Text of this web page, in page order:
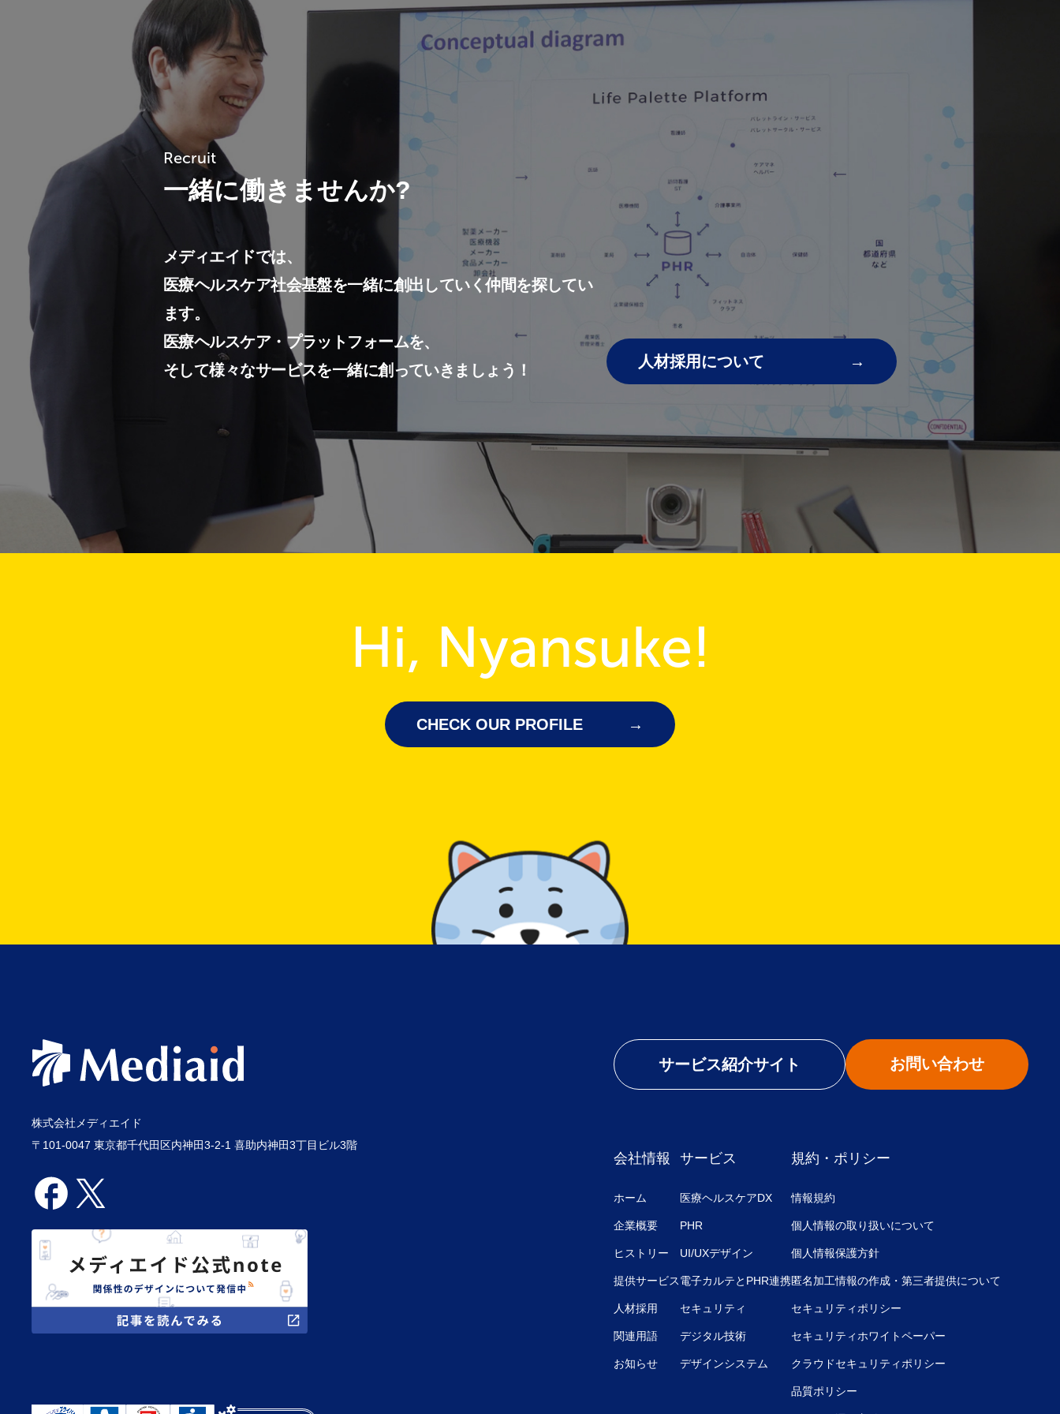
Recruit
一緒に働きませんか?
メディエイドでは、
医療ヘルスケア社会基盤を一緒に創出していく仲間を探してい
ます。
医療ヘルスケア・プラットフォームを、
そして様々なサービスを一緒に創っていきましょう！
人材採用について
Hi, Nyansuke!
CHECK OUR PROFILE
株式会社メディエイド
〒101-0047 東京都千代田区内神田3-2-1 喜助内神田3丁目ビル3階
サービス紹介サイト お問い合わせ
会社情報
ホーム
企業概要
ヒストリー
提供サービス
人材採用
関連用語
お知らせ
サービス
医療ヘルスケアDX
PHR
UI/UXデザイン
電子カルテとPHR連携
セキュリティ
デジタル技術
デザインシステム
規約・ポリシー
情報規約
個人情報の取り扱いについて
個人情報保護方針
匿名加工情報の作成・第三者提供について
セキュリティポリシー
セキュリティホワイトペーパー
クラウドセキュリティポリシー
品質ポリシー